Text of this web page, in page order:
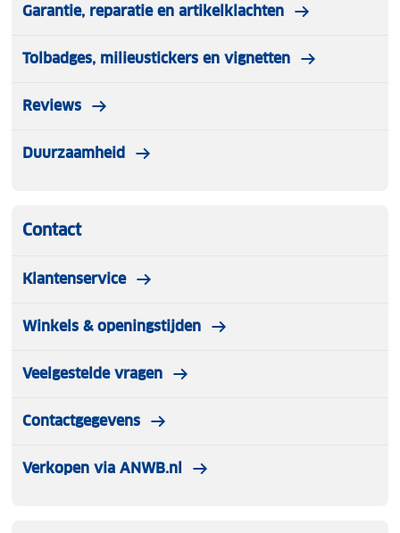
Garantie, reparatie en artikelklachten
Tolbadges, milieustickers en vignetten
Reviews
Duurzaamheid
Contact
Klantenservice
Winkels & openingstijden
Veelgestelde vragen
Contactgegevens
Verkopen via ANWB.nl